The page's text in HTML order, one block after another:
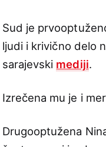
Sud je
ljudi i krivično delo
sarajevski mediji.
Izrečena mu je i
Drugooptužena